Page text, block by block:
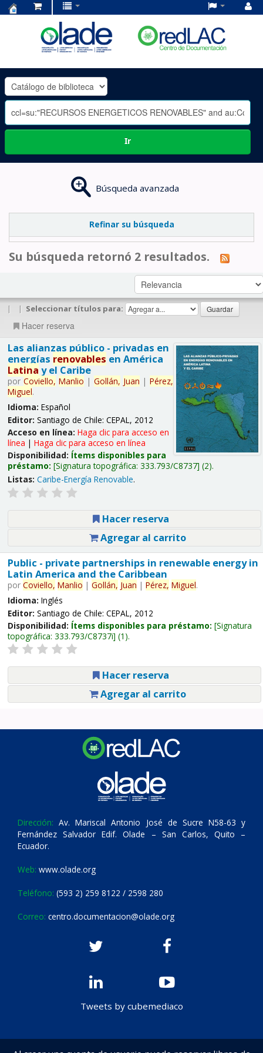
OLADE
-
Ir
Búsqueda avanzada
Refinar su búsqueda
Su búsqueda retornó 2 resultados.
| | Seleccionar títulos para:
Hacer reserva
Las alianzas público - privadas en
energías renovables en América
Latina y el Caribe
por Coviello, Manlio | Gollán, Juan | Pérez,
Miguel.
Idioma: Español
Editor: Santiago de Chile: CEPAL, 2012
Acceso en línea: Haga clic para acceso en
línea | Haga clic para acceso en línea
Disponibilidad: Ítems disponibles para
préstamo: Signatura topográfica: 333.793/C8737 (2).
Listas: Caribe-Energía Renovable.
Hacer reserva
Agregar al carrito
Public - private partnerships in renewable energy in
Latin America and the Caribbean
por Coviello, Manlio | Gollán, Juan | Pérez, Miguel.
Idioma: Inglés
Editor: Santiago de Chile: CEPAL, 2012
Disponibilidad: Ítems disponibles para préstamo: Signatura
topográfica: 333.793/C8737i (1).
Hacer reserva
Agregar al carrito
Dirección: Av. Mariscal Antonio José de Sucre N58-63 y
Fernández Salvador Edif. Olade – San Carlos, Quito –
Ecuador.
Web: www.olade.org
Teléfono: (593 2) 259 8122 / 2598 280
Correo: centro.documentacion@olade.org
Tweets by cubemediaco